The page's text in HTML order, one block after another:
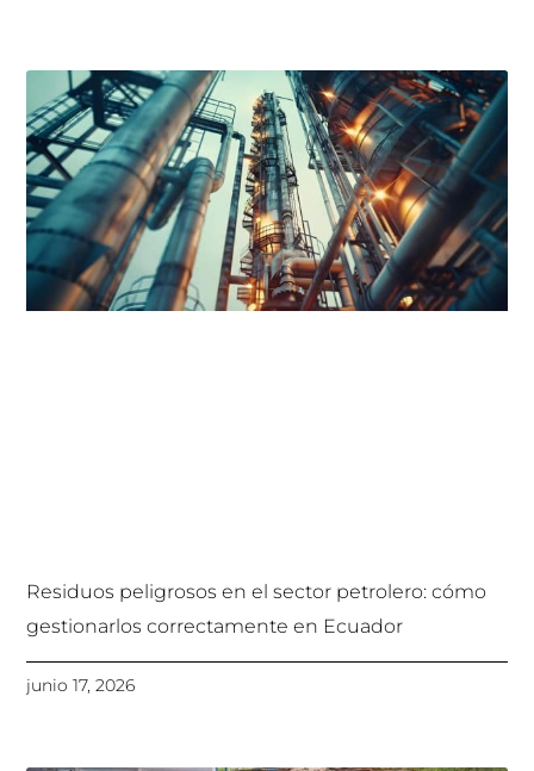
Residuos peligrosos en el sector petrolero: cómo
gestionarlos correctamente en Ecuador
junio 17, 2026